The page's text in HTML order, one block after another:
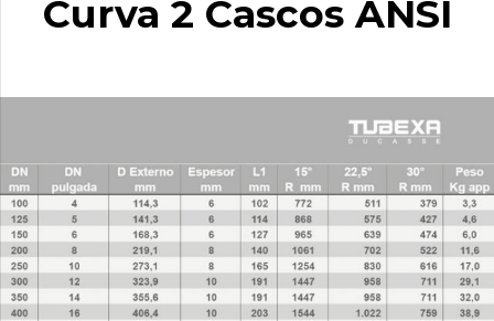
Curva 2 Cascos ANSI